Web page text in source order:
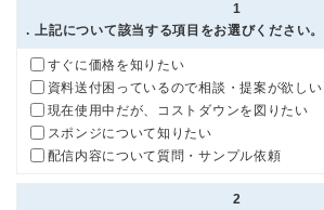
1
. 上記について該当する項目をお選びください。
すぐに価格を知りたい
資料送付困っているので相談・提案が欲しい
現在使用中だが、コストダウンを図りたい
スポンジについて知りたい
配信内容について質問・サンプル依頼
2